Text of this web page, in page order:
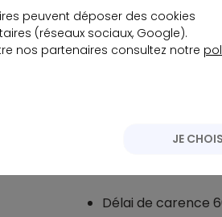
Assur O’Poil :
Délai de carence
peuvent déposer des cookies
(réseaux sociaux, Google).
nos partenaires consultez notre
JE